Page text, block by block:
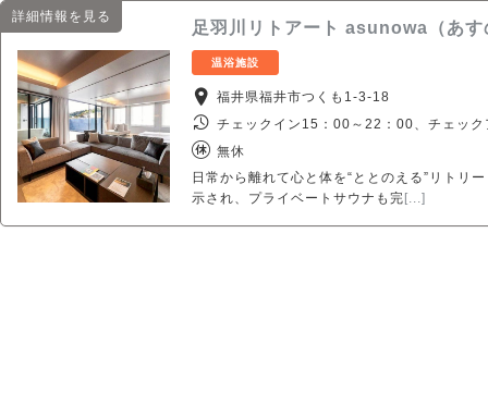
詳細情報を見る
足羽川リトアート asunowa（あす
温浴施設
福井県福井市つくも1-3-18
チェックイン15：00～22：00、チェッ
無休
日常から離れて心と体を“ととのえる”リトリ
示され、プライベートサウナも完 [...]